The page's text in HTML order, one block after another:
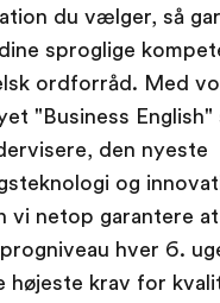
du vælger, så
sproglige
ordforråd. Med
"Business English"
den nyeste
og
vi netop garantere
hver 6.
højeste krav for